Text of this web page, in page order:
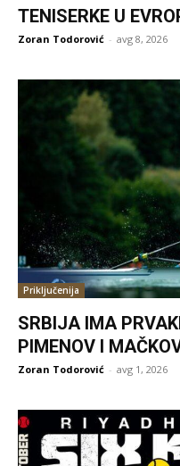
TENISERKE U
Zoran Todorović - avg 8, 2026
Priključenija
SRBIJA IMA
PIMENOV I
Zoran Todorović - avg 1, 2026